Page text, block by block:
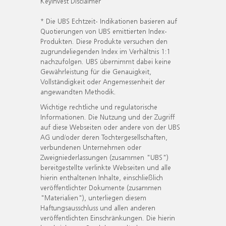
* Die UBS Echtzeit- Indikationen basieren auf
Quotierungen von UBS emittierten Index-
Produkten. Diese Produkte versuchen den
zugrundeliegenden Index im Verhältnis 1:1
nachzufolgen. UBS übernimmt dabei keine
Gewährleistung für die Genauigkeit,
Vollständigkeit oder Angemessenheit der
angewandten Methodik.
Wichtige rechtliche und regulatorische
Informationen. Die Nutzung und der Zugriff
auf diese Webseiten oder andere von der UBS
AG und/oder deren Tochtergesellschaften,
verbundenen Unternehmen oder
Zweigniederlassungen (zusammen "UBS")
bereitgestellte verlinkte Webseiten und alle
hierin enthaltenen Inhalte, einschließlich
veröffentlichter Dokumente (zusammen
"Materialien"), unterliegen diesem
Haftungsausschluss und allen anderen
veröffentlichten Einschränkungen. Die hierin